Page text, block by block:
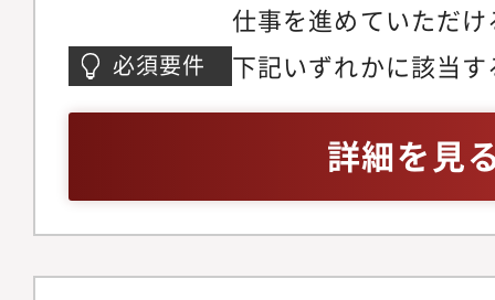
仕事を進めていただ
す！（※採用、RPO
ディレクターとして
かかわる案件の戦略
理、品質管理などの
きます。また、メン
要な役割としてお願
必須要件
下記いずれかに該当
作りや採用設計をさ
詳細を見